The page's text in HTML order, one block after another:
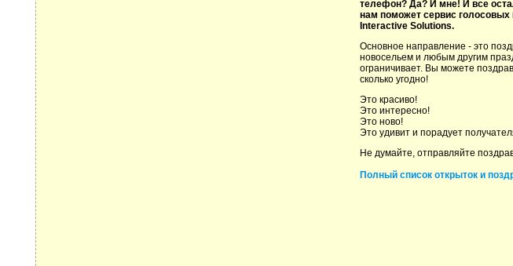
телефон? Да? И мне! И все
нам поможет сервис
Interactive Solutions.
Основное направление - это
новосельем и любым другим
ограничивает. Вы можете
сколько угодно!
Это красиво!
Это интересно!
Это ново!
Это удивит и порадует
Не думайте, отправляйте
Полный список открыток и